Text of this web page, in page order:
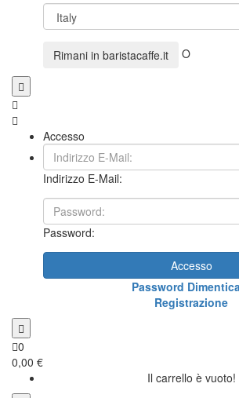
Rimani in baristacaffe.it O
Accesso
Indirizzo E-Mail:
Password:
Accesso
Password
Registrazione
0
0,00 €
Il carrello è vuoto!